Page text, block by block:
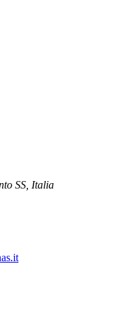
SS, Italia